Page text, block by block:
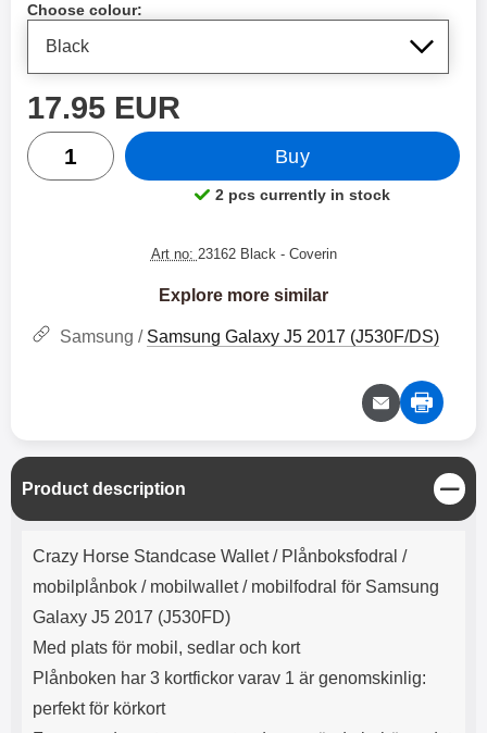
Choose colour:
price
17.95 EUR
quantity
Buy
Product availability:
2 pcs currently in stock
Art no: 23162 Black - Coverin
Explore more similar
Samsung / Samsung Galaxy J5 2017 (J530F/DS)
Product description
C
l
o
Product description
Crazy Horse Standcase Wallet / Plånboksfodral /
mobilplånbok / mobilwallet / mobilfodral för Samsung
Galaxy J5 2017 (J530FD)
Med plats för mobil, sedlar och kort
Plånboken har 3 kortfickor varav 1 är genomskinlig:
perfekt för körkort